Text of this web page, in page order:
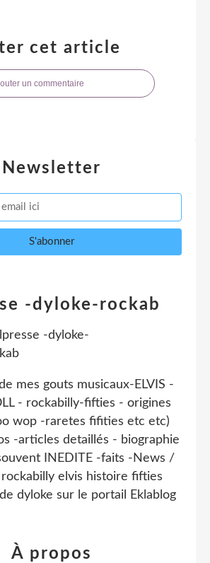
cet article
un commentaire
Newsletter
-dyloke-rockab
mes gouts musicaux-ELVIS -
- rockabilly-fifties - origines
wop -raretes fifities etc etc)
-articles detaillés - biographie
INEDITE -faits -News /
elvis histoire fifties
dyloke sur le portail Eklablog
À propos